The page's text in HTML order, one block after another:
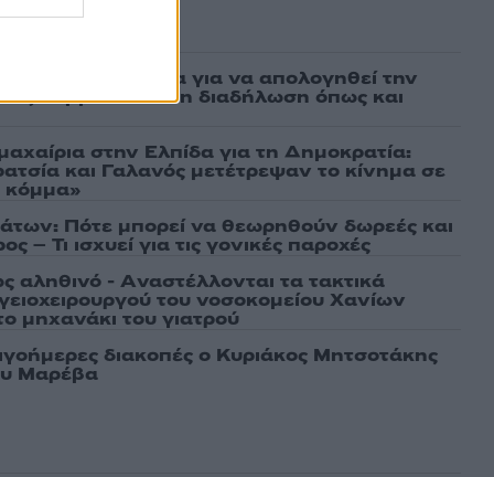
πήρε προθεσμία για να απολογηθεί την
συμμετείχε στη διαδήλωση όπως και
στην Ελπίδα για τη Δημοκρατία:
και Γαλανός μετέτρεψαν το κίνημα σε
κόμμα»
Πότε μπορεί να θεωρηθούν δωρεές και
– Τι ισχυεί για τις γονικές παροχές
αληθινό - Aναστέλλονται τα τακτικά
του νοσοκομείου Χανίων
μηχανάκι του γιατρού
διακοπές ο Κυριάκος Μητσοτάκης
Μαρέβα